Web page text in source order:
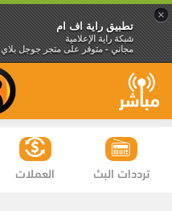
×
تطبيق راية اف ام
شبكة راية الإعلامية
مجاني - متوفر على متجر جوجل بلاي
العملات ترددات البث